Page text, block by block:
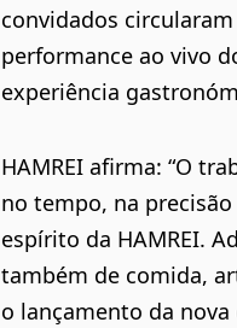
convidados
performance ao vivo
experiência
HAMREI afirma: “O
no tempo, na
espírito da HAMREI.
também de comida,
o lançamento da